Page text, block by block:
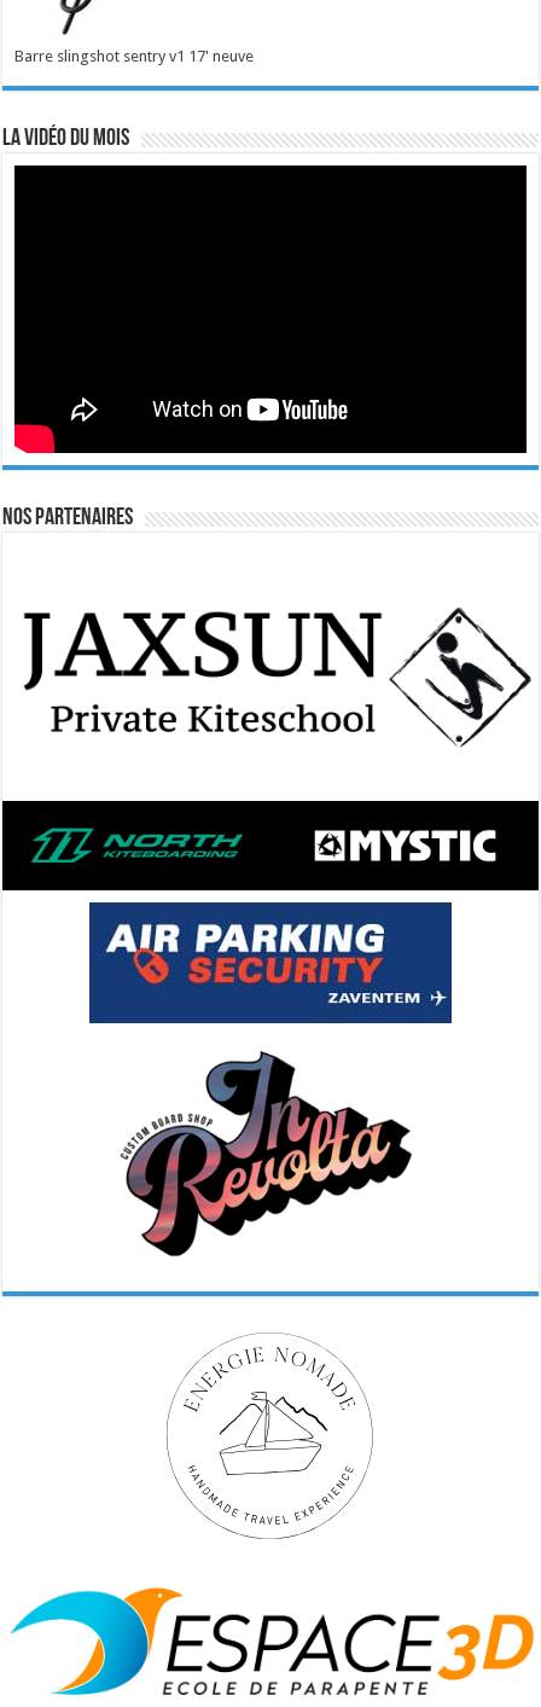
Barre slingshot sentry v1 17' neuve
La vidéo du mois
Nos Partenaires